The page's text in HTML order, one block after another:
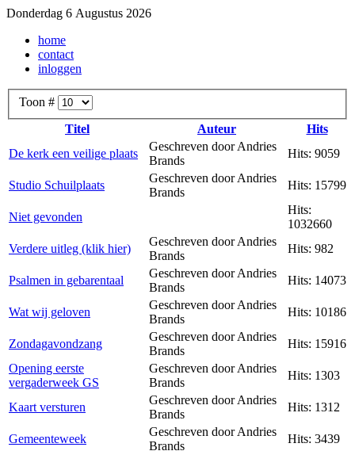
Donderdag 6 Augustus 2026
home
contact
inloggen
Toon #
Titel
Auteur
Hits
De kerk een veilige plaats
Geschreven door Andries
Brands
Hits: 9059
Studio Schuilplaats
Geschreven door Andries
Brands
Hits: 15799
Niet gevonden
Hits:
1032660
Verdere uitleg (klik hier)
Geschreven door Andries
Brands
Hits: 982
Psalmen in gebarentaal
Geschreven door Andries
Brands
Hits: 14073
Wat wij geloven
Geschreven door Andries
Brands
Hits: 10186
Zondagavondzang
Geschreven door Andries
Brands
Hits: 15916
Opening eerste
vergaderweek GS
Geschreven door Andries
Brands
Hits: 1303
Kaart versturen
Geschreven door Andries
Brands
Hits: 1312
Gemeenteweek
Geschreven door Andries
Brands
Hits: 3439